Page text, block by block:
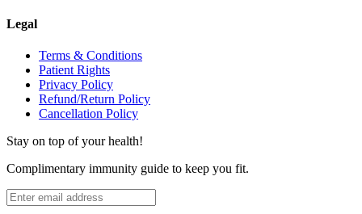
Legal
Terms & Conditions
Patient Rights
Privacy Policy
Refund/Return Policy
Cancellation Policy
Stay on top of your health!
Complimentary immunity guide to keep you fit.